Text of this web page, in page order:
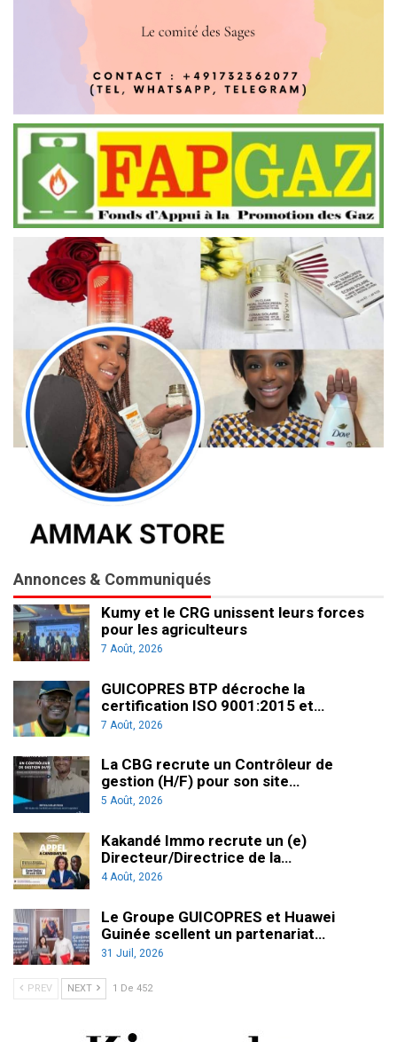
Annonces & Communiqués
Kumy et le CRG unissent leurs forces
pour les agriculteurs
7 Août, 2026
GUICOPRES BTP décroche la
certification ISO 9001:2015 et…
7 Août, 2026
La CBG recrute un Contrôleur de
gestion (H/F) pour son site…
5 Août, 2026
Kakandé Immo recrute un (e)
Directeur/Directrice de la…
4 Août, 2026
Le Groupe GUICOPRES et Huawei
Guinée scellent un partenariat…
31 Juil, 2026
PREV NEXT 1 De 452